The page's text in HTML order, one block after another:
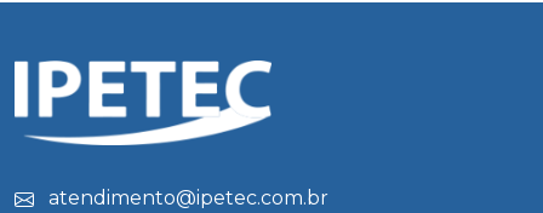
atendimento@ipetec.com.br